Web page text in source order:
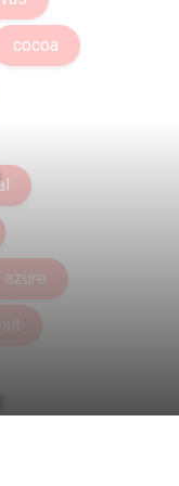
cocoa
azure